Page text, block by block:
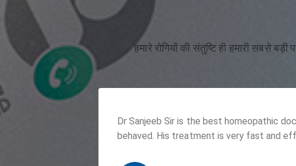
हमारे रोगियों की संतुष्टि ही हमारी सबसे
Dr Sanjeeb Sir is the best homeopathic
behaved. His treatment is very fast and